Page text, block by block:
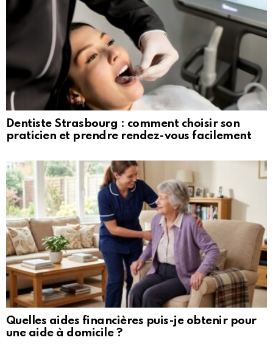
Dentiste Strasbourg : comment choisir son
praticien et prendre rendez-vous facilement
Quelles aides financières puis-je obtenir pour
une aide à domicile ?